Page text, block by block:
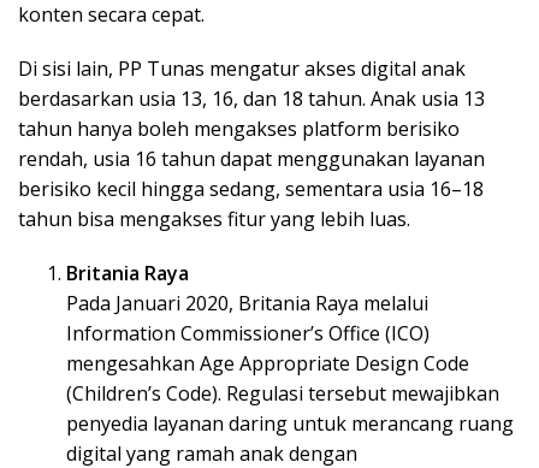
konten secara cepat.
Di sisi lain, PP Tunas mengatur akses digital anak
berdasarkan usia 13, 16, dan 18 tahun. Anak usia 13
tahun hanya boleh mengakses platform berisiko
rendah, usia 16 tahun dapat menggunakan layanan
berisiko kecil hingga sedang, sementara usia 16–18
tahun bisa mengakses fitur yang lebih luas.
Britania Raya
Pada Januari 2020, Britania Raya melalui
Information Commissioner’s Office (ICO)
mengesahkan Age Appropriate Design Code
(Children’s Code). Regulasi tersebut mewajibkan
penyedia layanan daring untuk merancang ruang
digital yang ramah anak dengan